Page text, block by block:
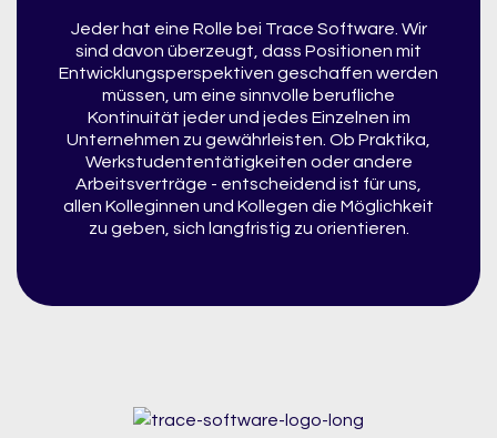
Jeder hat eine Rolle bei Trace Software. Wir
sind davon überzeugt, dass Positionen mit
Entwicklungsperspektiven geschaffen werden
müssen, um eine sinnvolle berufliche
Kontinuität jeder und jedes Einzelnen im
Unternehmen zu gewährleisten. Ob Praktika,
Werkstudententätigkeiten oder andere
Arbeitsverträge - entscheidend ist für uns,
allen Kolleginnen und Kollegen die Möglichkeit
zu geben, sich langfristig zu orientieren.